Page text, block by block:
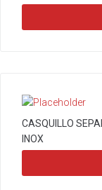
CASQUILLO
INOX